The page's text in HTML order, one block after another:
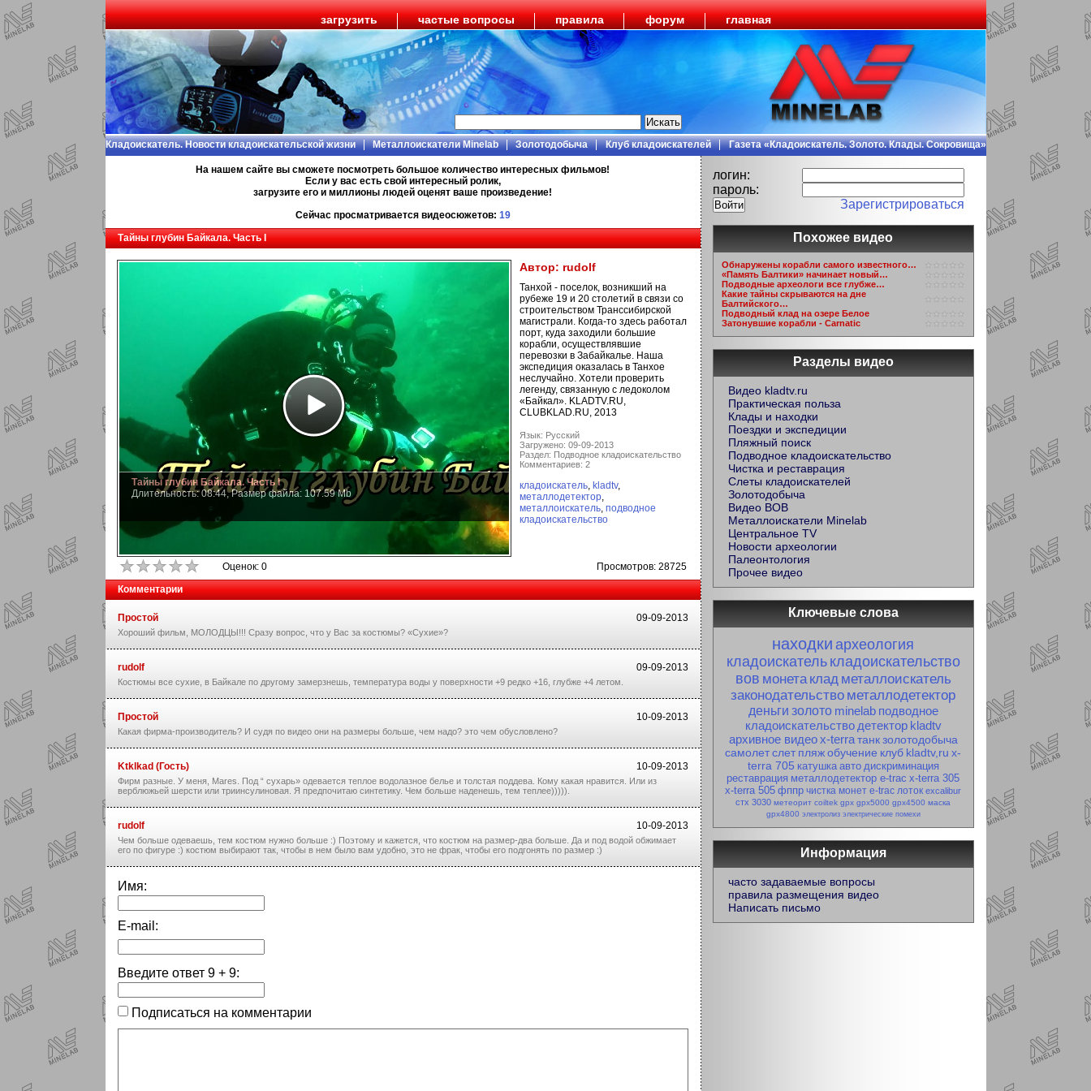
загрузить частые вопросы правила форум главная
Кладоискатель. Новости кладоискательской жизни Металлоискатели Minelab Золотодобыча Клуб кладоискателей Газета «Кладоискатель. Золото. Клады. Сокровища»
На нашем сайте вы сможете посмотреть большое количество интересных фильмов!
Если у вас есть свой интересный ролик,
загрузите его и миллионы людей оценят ваше произведение!
Сейчас просматривается видеосюжетов: 19
Тайны глубин Байкала. Часть I
Тайны глубин Байкала. Часть I
Длительность: 08:44, Размер файла: 107.59 Mb
Автор: rudolf
Танхой - поселок, возникший на
рубеже 19 и 20 столетий в связи со
строительством Транссибирской
магистрали. Когда-то здесь работал
порт, куда заходили большие
корабли, осуществлявшие
перевозки в Забайкалье. Наша
экспедиция оказалась в Танхое
неслучайно. Хотели проверить
легенду, связанную с ледоколом
«Байкал». KLADTV.RU,
CLUBKLAD.RU, 2013
Язык: Русский
Загружено: 09-09-2013
Раздел: Подводное кладоискательство
Комментариев: 2
кладоискатель, kladtv,
металлодетектор,
металлоискатель, подводное
кладоискательство
Оценок: 0
Просмотров: 28725
Комментарии
Простой 09-09-2013
Хороший фильм, МОЛОДЦЫ!!! Сразу вопрос, что у Вас за костюмы? «Сухие»?
rudolf 09-09-2013
Костюмы все сухие, в Байкале по другому замерзнешь, температура воды у поверхности +9 редко +16, глубже +4 летом.
Простой 10-09-2013
Какая фирма-производитель? И судя по видео они на размеры больше, чем надо? это чем обусловлено?
Ktklkad (Гость) 10-09-2013
Фирм разные. У меня, Mares. Под “ сухарь» одевается теплое водолазное белье и толстая поддева. Кому какая нравится. Или из
верблюжьей шерсти или триинсулиновая. Я предпочитаю синтетику. Чем больше наденешь, тем теплее))))).
rudolf 10-09-2013
Чем больше одеваешь, тем костюм нужно больше :) Поэтому и кажется, что костюм на размер-два больше. Да и под водой обжимает
его по фигуре :) костюм выбирают так, чтобы в нем было вам удобно, это не фрак, чтобы его подгонять по размер :)
Имя:
E-mail:
Введите ответ 9+ 9:
Подписаться на комментарии
логин:
пароль:
Зарегистрироваться
Похожее видео
Обнаружены корабли самого известного…
«Память Балтики» начинает новый…
Подводные археологи все глубже…
Какие тайны скрываются на дне
Балтийского…
Подводный клад на озере Белое
Затонувшие корабли - Carnatic
Разделы видео
Видео kladtv.ru
Практическая польза
Клады и находки
Поездки и экспедиции
Пляжный поиск
Подводное кладоискательство
Чистка и реставрация
Слеты кладоискателей
Золотодобыча
Видео ВОВ
Металлоискатели Minelab
Центральное TV
Новости археологии
Палеонтология
Прочее видео
Ключевые слова
находки археология
кладоискатель кладоискательство
вов монета клад металлоискатель
законодательство металлодетектор
деньги золото minelab подводное
кладоискательство детектор kladtv
архивное видео x-terra танк золотодобыча
самолетслет пляжобучение клуб kladtv,ru x-
terra 705 катушка авто дискриминация
реставрация металлодетектор e-trac x-terra 305
x-terra 505 фппр чистка монет e-trac лоток excalibur
стх 3030 метеорит coiltek gpx gpx5000 gpx4500 маска
gpx4800 электролиз электрические помехи
Информация
часто задаваемые вопросы
правила размещения видео
Написать письмо